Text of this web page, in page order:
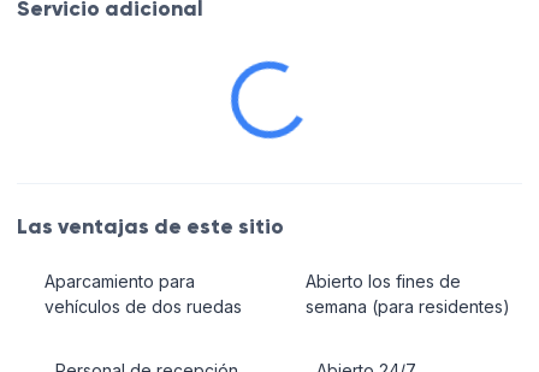
Servicio adicional
Las ventajas de este sitio
Aparcamiento para
vehículos de dos ruedas
Abierto los fines de
semana (para residentes)